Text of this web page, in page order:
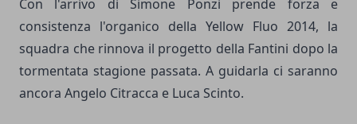
Con l'arrivo di Simone Ponzi prende forza e
consistenza l'organico della Yellow Fluo 2014, la
squadra che rinnova il progetto della Fantini dopo la
tormentata stagione passata. A guidarla ci saranno
ancora Angelo Citracca e Luca Scinto.